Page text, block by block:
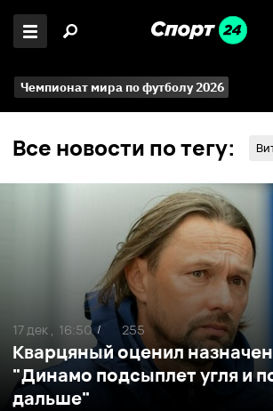
Чемпионат мира по футболу 2026
Все новости по тегу:
Кварцяный оценил
"Динамо подсыплет угля и
дальше"
17 дек , 16:50 / 255